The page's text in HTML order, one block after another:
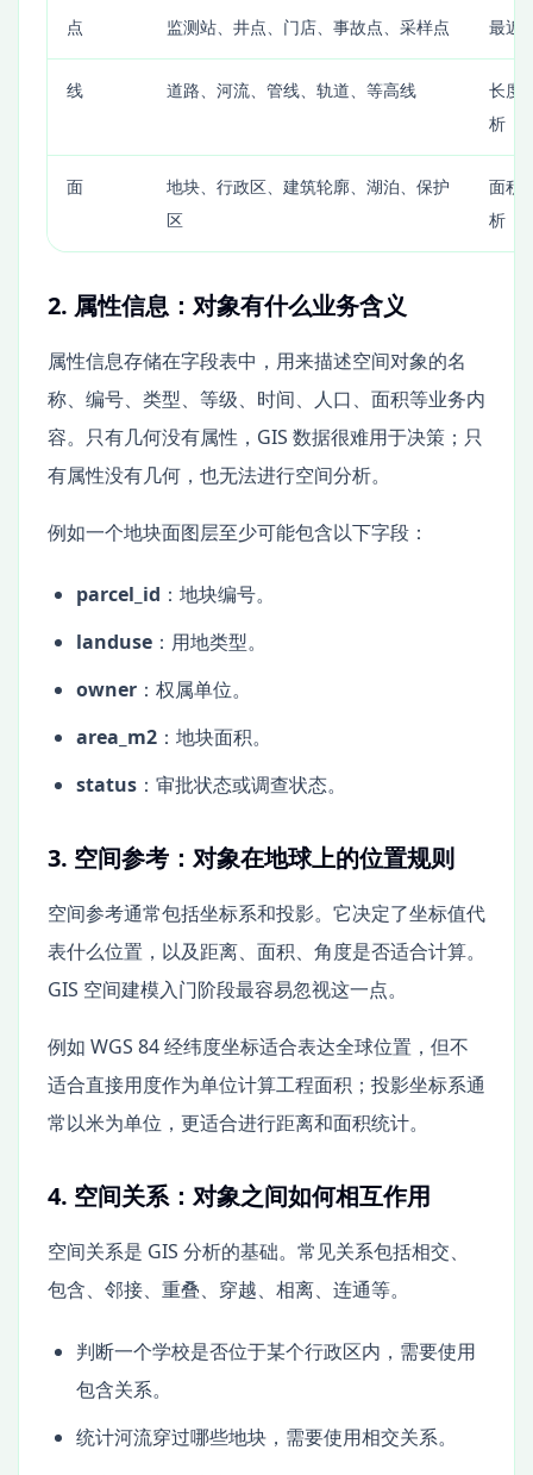
点 监测站、井点、门店、事故点、采样点 最近
线 道路、河流、管线、轨道、等高线
长度
析
面
地块、行政区、建筑轮廓、湖泊、保护
区
面积
析
2. 属性信息：对象有什么业务含义
属性信息存储在字段表中，用来描述空间对象的名
称、编号、类型、等级、时间、人口、面积等业务内
容。只有几何没有属性，GIS 数据很难用于决策；只
有属性没有几何，也无法进行空间分析。
例如一个地块面图层至少可能包含以下字段：
parcel_id ：地块编号。
landuse ：用地类型。
owner ：权属单位。
area_m2 ：地块面积。
status ：审批状态或调查状态。
3. 空间参考：对象在地球上的位置规则
空间参考通常包括坐标系和投影。它决定了坐标值代
表什么位置，以及距离、面积、角度是否适合计算。
GIS 空间建模入门阶段最容易忽视这一点。
例如 WGS 84 经纬度坐标适合表达全球位置，但不
适合直接用度作为单位计算工程面积；投影坐标系通
常以米为单位，更适合进行距离和面积统计。
4. 空间关系：对象之间如何相互作用
空间关系是 GIS 分析的基础。常见关系包括相交、
包含、邻接、重叠、穿越、相离、连通等。
判断一个学校是否位于某个行政区内，需要使用
包含关系。
统计河流穿过哪些地块，需要使用相交关系。